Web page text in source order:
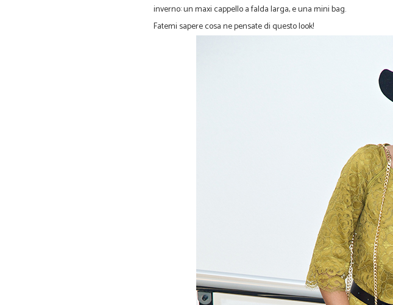
inverno: un maxi cappello a falda larga, e una mini bag.
Fatemi sapere cosa ne pensate di questo look!